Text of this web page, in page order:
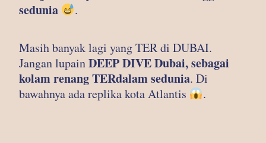
sedunia
.
Masih banyak lagi yang TER di DUBAI.
Jangan lupainDEEP DIVE Dubai, sebagai
kolam renang TERdalam sedunia. Di
bawahnya ada replika kota Atlantis
.